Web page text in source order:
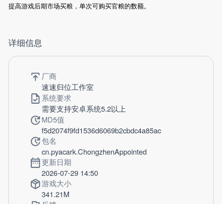
提高游戏后期市场买粮，单次可购买官粮的数额。
详细信息
厂商
速速归位工作室
系统要求
需要支持安卓系统5.2以上
MD5值
f5d2074f9fd1536d6069b2cbdc4a85ac
包名
cn.pyacark.ChongzhenAppointed
更新日期
2026-07-29 14:50
游戏大小
341.21M